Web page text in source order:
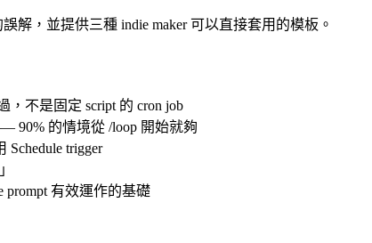
解，並提供三種 indie maker 可以直接套用的模板。
，不是固定 script 的 cron job
90% 的情境從 /loop 開始就夠
Schedule trigger
prompt 有效運作的基礎